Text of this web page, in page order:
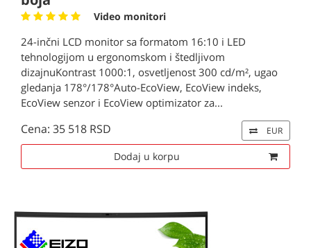
Video monitori
24-inčni LCD monitor sa formatom 16:10 i LED
tehnologijom u ergonomskom i štedljivom
dizajnuKontrast 1000:1, osvetljenost 300 cd/m², ugao
gledanja 178°/178°Auto-EcoView, EcoView indeks,
EcoView senzor i EcoView optimizator za...
Cena: 35 518 RSD EUR
Dodaj u korpu